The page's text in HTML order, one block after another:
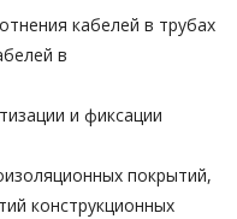
кабелей в трубах
в
и фиксации
покрытий,
конструкционных